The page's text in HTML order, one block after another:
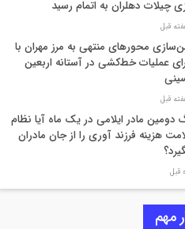
چیلات دهلران به اتمام رسید
محورهای منتهی به مرز مهران با
عملیات خط‌کشی در آستانه اربعین
دومین مادر ایلامی در یک ماه آیا نظام
هزینه فرزند آوری را از جان مادران
کامل راهداری ایلام برای خدمات‌رسانی
مراسم وداع با رهبر شهیدمهم